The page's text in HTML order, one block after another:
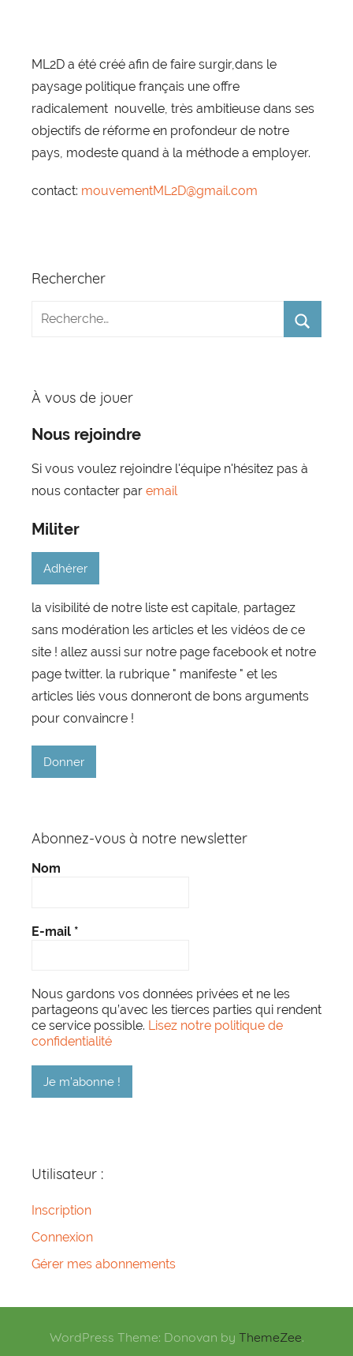
ML2D a été créé afin de faire surgir,dans le
paysage politique français une offre
radicalement nouvelle, très ambitieuse dans ses
objectifs de réforme en profondeur de notre
pays, modeste quand à la méthode a employer.
contact: mouvementML2D@gmail.com
Rechercher
À vous de jouer
Nous rejoindre
Si vous voulez rejoindre l'équipe n'hésitez pas à
nous contacter par email
Militer
Adhérer
la visibilité de notre liste est capitale, partagez
sans modération les articles et les vidéos de ce
site ! allez aussi sur notre page facebook et notre
page twitter. la rubrique " manifeste " et les
articles liés vous donneront de bons arguments
pour convaincre !
Donner
Abonnez-vous à notre newsletter
Nom
E-mail *
Nous gardons vos données privées et ne les
partageons qu’avec les tierces parties qui rendent
ce service possible. Lisez notre politique de
confidentialité
Utilisateur :
Inscription
Connexion
Gérer mes abonnements
WordPress Theme: Donovan by ThemeZee.